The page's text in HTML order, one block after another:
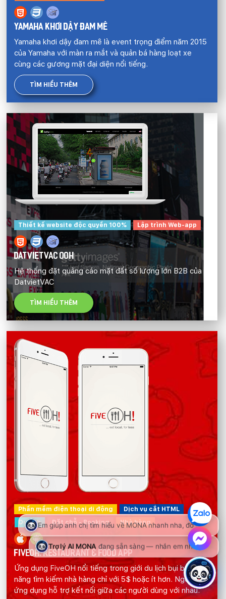
YAMAHA KHƠI DẬY ĐAM MÊ
Yamaha khơi dậy đam mê là event trọng điểm năm 2015
của Yamaha với màn ra mắt và quản bá hàng loạt xe
cùng các gương mặt đại diện nổi tiếng.
TÌM HIỂU THÊM
Thiết kế website độc quyền 100% Lập trình Web-app
DATVIETVAC OOH
Hệ thống đặt quảng cáo mặt đất số lượng lớn B2B của
DatvietVAC
TÌM HIỂU THÊM
Phần mềm điện thoại di động
Dịch vụ cắt HTML
Du lịch
Đặt chỗ - Booking Nhà hàng
FIVEOH: RESTAURANT & FOOD APP
Ứng dụng FiveOH nổi tiếng trong giới du lịch bụi bởi tính
năng tìm kiếm nhà hàng chỉ với 5$ hoặc ít hơn. Ngoài ra,
ứng dụng hỗ trợ kết nối giữa các người dùng với nhau.